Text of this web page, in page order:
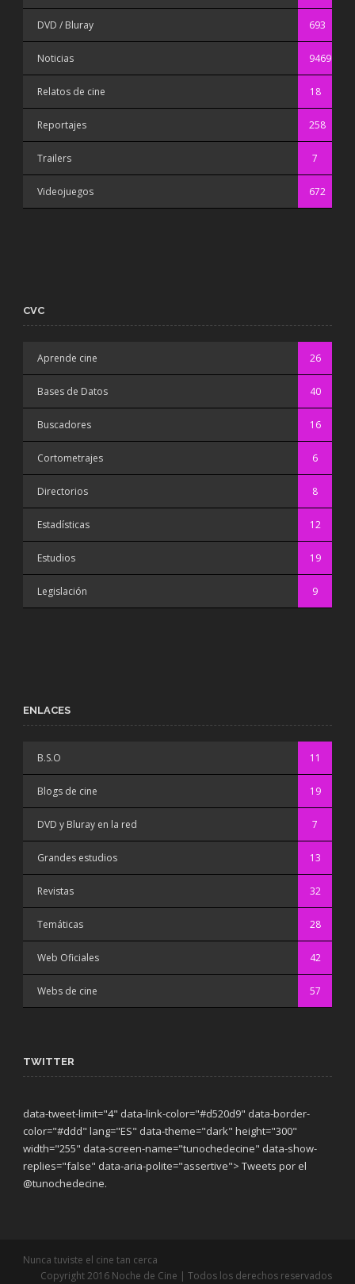
DVD / Bluray 693
Noticias 9469
Relatos de cine 18
Reportajes 258
Trailers 7
Videojuegos 672
CVC
Aprende cine 26
Bases de Datos 40
Buscadores 16
Cortometrajes 6
Directorios 8
Estadísticas 12
Estudios 19
Legislación 9
ENLACES
B.S.O 11
Blogs de cine 19
DVD y Bluray en la red 7
Grandes estudios 13
Revistas 32
Temáticas 28
Web Oficiales 42
Webs de cine 57
TWITTER
data-tweet-limit="4" data-link-color="#d520d9" data-border-
color="#ddd" lang="ES" data-theme="dark" height="300"
width="255" data-screen-name="tunochedecine" data-show-
replies="false" data-aria-polite="assertive"> Tweets por el
@tunochedecine.
Nunca tuviste el cine tan cerca
Copyright 2016 Noche de Cine | Todos los derechos reservados